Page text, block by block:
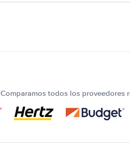
Comparamos todos los proveedores